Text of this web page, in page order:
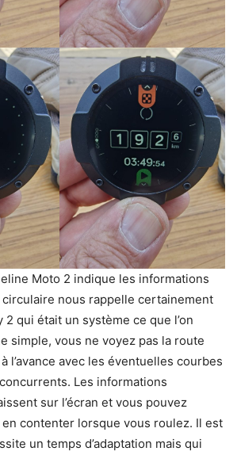
Moto 2 indique les informations
nous rappelle certainement
qui était un système ce que l’on
simple, vous ne voyez pas la route
l’avance avec les éventuelles courbes
Les informations
sur l’écran et vous pouvez
contenter lorsque vous roulez. Il est
un temps d’adaptation mais qui